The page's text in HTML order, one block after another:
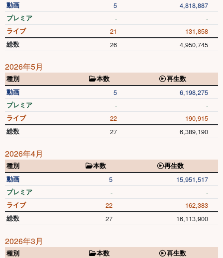
動画
5 4,818,887
プレミア - -
ライブ 21 131,858
総数 26 4,950,745
2026年5月
種別 本数
再生数
動画
5 6,198,275
プレミア - -
ライブ 22 190,915
総数 27 6,389,190
2026年4月
種別 本数
再生数
動画
5 15,951,517
プレミア - -
ライブ 22 162,383
総数 27 16,113,900
2026年3月
種別 本数
再生数